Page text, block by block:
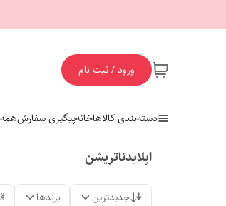
ورود / ثبت نام
دسته‌بندی کالاهاخانهپیگیری سفارش
اپلایدناتریشن
جدیدترین برندها